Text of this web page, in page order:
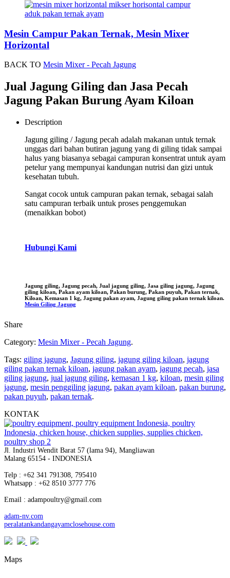
Mesin Campur Pakan Ternak, Mesin Mixer
Horizontal
BACK TO Mesin Mixer - Pecah Jagung
Jual Jagung Giling dan Jasa Pecah
Jagung Pakan Burung Ayam Kiloan
Description
Jagung giling / Jagung pecah adalah makanan untuk ternak
unggas dari bahan butiran jagung yang di giling tidak sampai
halus yang biasanya sebagai campuran konsentrat untuk ayam
petelur yang mempunyai kandungan nutrisi dan gizi untuk
kesehatan tubuh.
Sangat cocok untuk campuran pakan ternak, sebagai salah
satu campuran terbaik untuk proses penggemukan
(menaikkan bobot)
Hubungi Kami
Jagung giling, Jagung pecah, Jual jagung giling, Jasa giling jagung, Jagung
giling kiloan, Pakan ayam kiloan, Pakan burung, Pakan puyuh, Pakan ternak,
Kiloan, Kemasan 1 kg, Jagung pakan ayam, Jagung giling pakan ternak kiloan.
Mesin Giling Jagung
Share
Category: Mesin Mixer - Pecah Jagung.
Tags: giling jagung, Jagung giling, jagung giling kiloan, jagung
giling pakan ternak kiloan, jagung pakan ayam, jagung pecah, jasa
giling jagung, jual jagung giling, kemasan 1 kg, kiloan, mesin giling
jagung, mesin penggiling jagung, pakan ayam kiloan, pakan burung,
pakan puyuh, pakan ternak.
KONTAK
Jl. Industri Wendit Barat 57 (lama 94), Mangliawan
Malang 65154 - INDONESIA
Telp : +62 341 791308, 795410
Whatsapp : +62 8510 3777 776
Email : adampoultry@gmail.com
adam-nv.com
peralatankandangayamclosehouse.com
Maps